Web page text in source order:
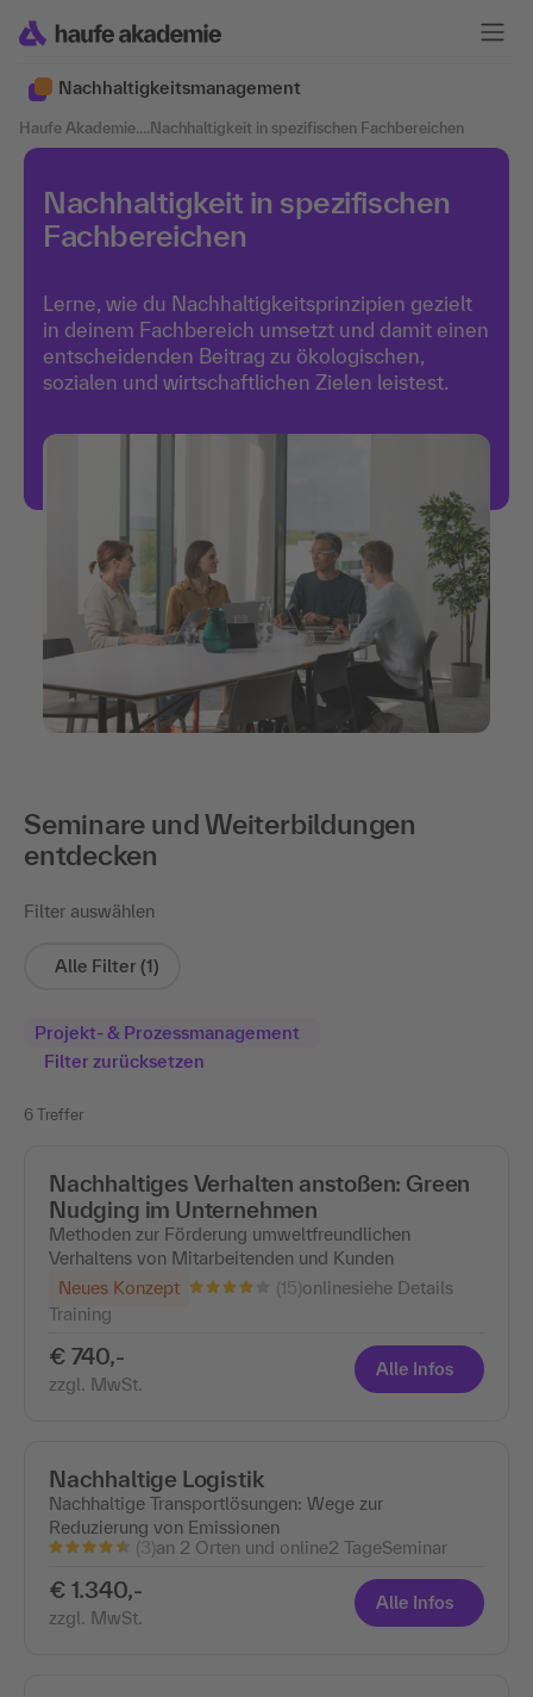
Nachhaltigkeits­management
Haufe Akademie.... Nachhaltigkeit in spezifischen Fachbereichen
Nachhaltigkeit in spezifischen
Fachbereichen
Lerne, wie du Nachhaltigkeitsprinzipien gezielt
in deinem Fachbereich umsetzt und damit einen
entscheidenden Beitrag zu ökologischen,
sozialen und wirtschaftlichen Zielen leistest.
Seminare und Weiterbildungen
entdecken
Filter auswählen
Alle Filter (1)
Projekt- & Prozessmanagement
Filter zurücksetzen
6 Treffer
Nachhaltiges Verhalten anstoßen: Green
Nudging im Unternehmen
Methoden zur Förderung umweltfreundlichen
Verhaltens von Mitarbeitenden und Kunden
Neues Konzept
(15)onlinesiehe Details
Training
€ 740,-
zzgl. MwSt.
Alle Infos
Nachhaltige Logistik
Nachhaltige Transportlösungen: Wege zur
Reduzierung von Emissionen
(3)an 2 Orten und online2 TageSeminar
€ 1.340,-
zzgl. MwSt.
Alle Infos